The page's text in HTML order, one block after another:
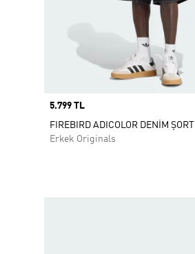
Price
5.799 TL
FIREBIRD ADICOLOR DENİM ŞORT
Erkek Originals